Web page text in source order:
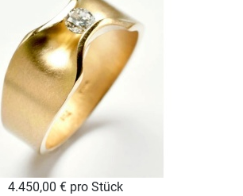
4.450,00 € pro Stück